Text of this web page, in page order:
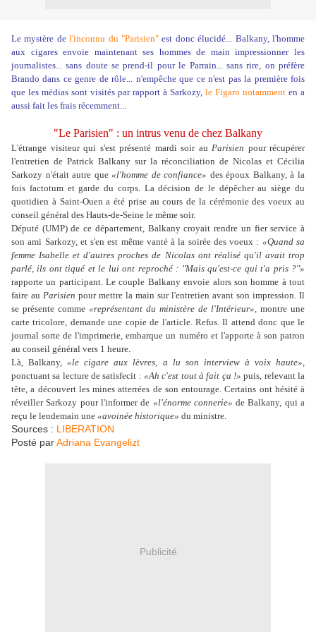
Le mystère del'inconnu du "Parisien"est donc élucidé... Balkany, l'homme
aux cigares envoie maintenant ses hommes de main impressionner les
journalistes... sans doute se prend-il pour le Parrain... sans rire, on préfère
Brando dans ce genre de rôle... n'empêche que ce n'est pas la première fois
que les médias sont visités par rapport à Sarkozy, le Figaro notamment en a
aussi fait les frais récemment...
"Le Parisien" : un intrus venu de chez Balkany
L'étrange visiteur qui s'est présenté mardi soir au Parisien pour récupérer
l'entretien de Patrick Balkany sur la réconciliation de Nicolas et Cécilia
Sarkozy n'était autre que«l'homme de confiance» des époux Balkany, à la
fois factotum et garde du corps. La décision de le dépêcher au siège du
quotidien à Saint-Ouen a été prise au cours de la cérémonie des voeux au
conseil général des Hauts-de-Seine le même soir.
Député (UMP) de ce département, Balkany croyait rendre un fier service à
son ami Sarkozy, et s'en est même vanté à la soirée des voeux : «Quand sa
femme Isabelle et d'autres proches de Nicolas ont réalisé qu'il avait trop
parlé, ils ont tiqué et le lui ont reproché : "Mais qu'est-ce qui t'a pris ?"»
rapporte un participant. Le couple Balkany envoie alors son homme à tout
faire au Parisien pour mettre la main sur l'entretien avant son impression. Il
se présente comme «représentant du ministère de l'Intérieur», montre une
carte tricolore, demande une copie de l'article. Refus. Il attend donc que le
journal sorte de l'imprimerie, embarque un numéro et l'apporte à son patron
au conseil général vers 1 heure.
Là, Balkany,«le cigare aux lèvres, a lu son interview à voix haute»,
ponctuant sa lecture de satisfecit : «Ah c'est tout à fait ça !» puis, relevant la
tête, a découvert les mines atterrées de son entourage. Certains ont hésité à
réveiller Sarkozy pour l'informer de «l'énorme connerie» de Balkany, qui a
reçu le lendemain une «avoinée historique» du ministre.
Sources : LIBERATION
Posté parAdriana Evangelizt
Publicité